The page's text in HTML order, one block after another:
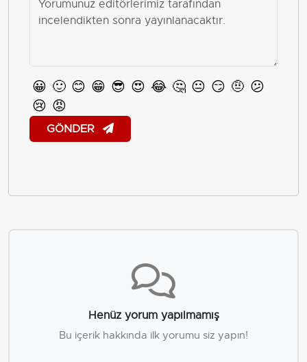
😀 🙂 😊 😁 😎 😍 😂 🤔 😐 😏 🤨 😕
😢 😡
GÖNDER
Henüz yorum yapılmamış
Bu içerik hakkında ilk yorumu siz yapın!